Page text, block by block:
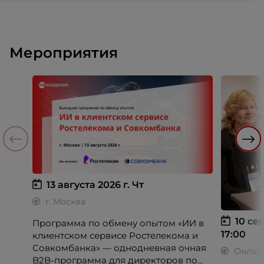
Мероприятия
13 августа 2026 г. Чт
г. Москва
Программа по обмену опытом «ИИ в
клиентском сервисе Ростелекома и
Совкомбанка» — однодневная очная
B2B-программа для директоров по
10
17:00